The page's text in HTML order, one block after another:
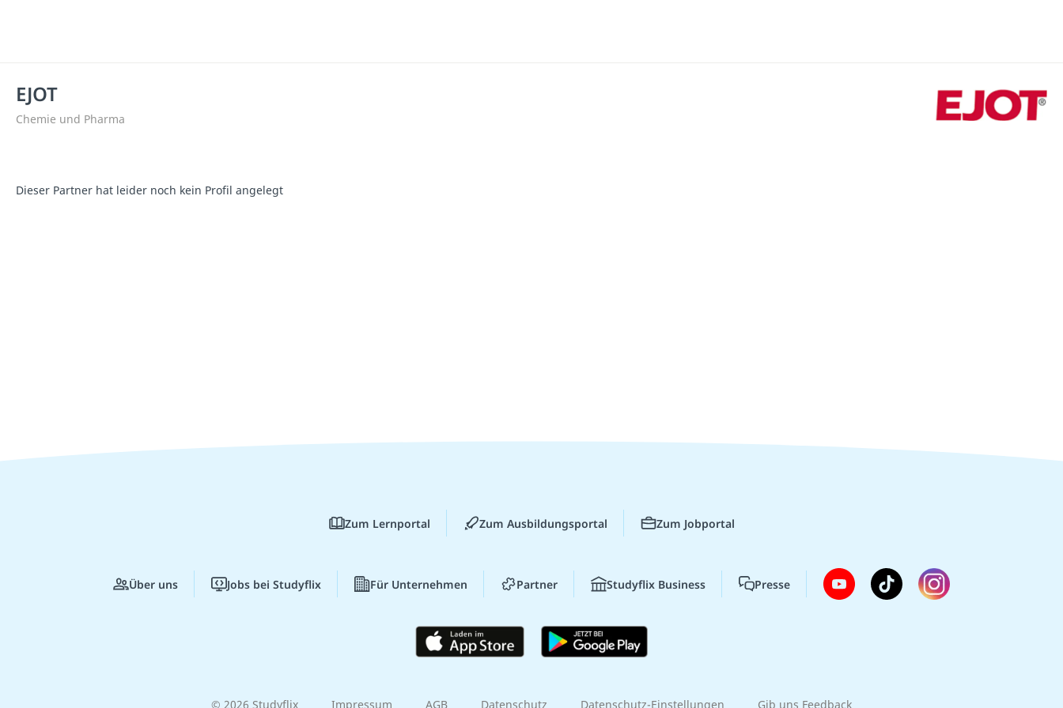
EJOT
Chemie und Pharma
Dieser Partner hat leider noch kein Profil angelegt
Zum Lernportal Zum Ausbildungsportal Zum Jobportal
Über uns Jobs bei Studyflix Für Unternehmen Partner Studyflix Business Presse
© 2026 Studyflix Impressum AGB Datenschutz Datenschutz-Einstellungen Gib uns Feedback